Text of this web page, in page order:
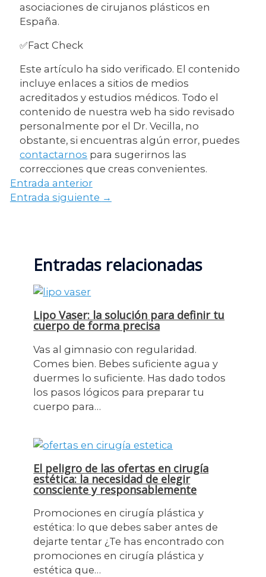
asociaciones de cirujanos plásticos en
España.
✅Fact Check
Este artículo ha sido verificado. El contenido
incluye enlaces a sitios de medios
acreditados y estudios médicos. Todo el
contenido de nuestra web ha sido revisado
personalmente por el Dr. Vecilla, no
obstante, si encuentras algún error, puedes
contactarnos para sugerirnos las
correcciones que creas convenientes.
Entrada anterior
Entrada siguiente →
Entradas relacionadas
Lipo Vaser: la solución para definir tu
cuerpo de forma precisa
Vas al gimnasio con regularidad.
Comes bien. Bebes suficiente agua y
duermes lo suficiente. Has dado todos
los pasos lógicos para preparar tu
cuerpo para…
El peligro de las ofertas en cirugía
estética: la necesidad de elegir
consciente y responsablemente
Promociones en cirugía plástica y
estética: lo que debes saber antes de
dejarte tentar ¿Te has encontrado con
promociones en cirugía plástica y
estética que…